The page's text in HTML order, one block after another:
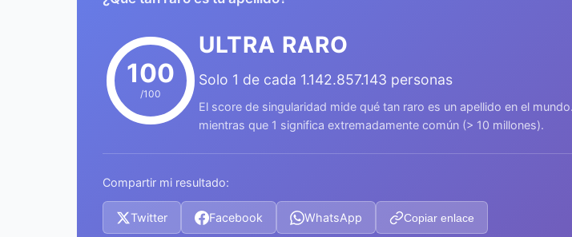
100
/100
ULTRA RARO
Solo 1 de cada 1.142.857.143 personas
El score de singularidad mide qué tan raro es un apellido en el
mientras que 1 significa extremadamente común (> 10 millones).
Compartir mi resultado:
Twitter Facebook WhatsApp Copiar enlace